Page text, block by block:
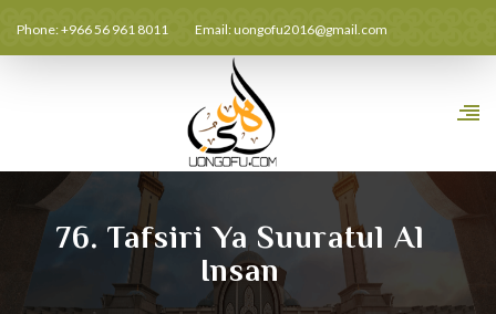
Phone: +966 56 961 8011 Email:uongofu2016@gmail.com
76. Tafsiri Ya Suuratul Al
Insan